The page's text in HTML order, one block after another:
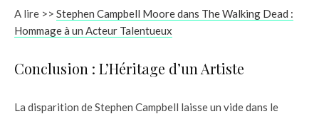
A lire >> Stephen Campbell Moore dans The Walking Dead :
Hommage à un Acteur Talentueux
Conclusion : L’Héritage d’un Artiste
La disparition de Stephen Campbell laisse un vide dans le